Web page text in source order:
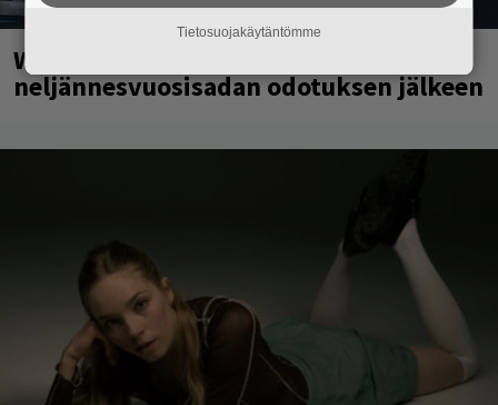
Weezer palaa Suomeen yli
neljännesvuosisadan odotuksen jälkeen
Tietosuojakäytäntömme